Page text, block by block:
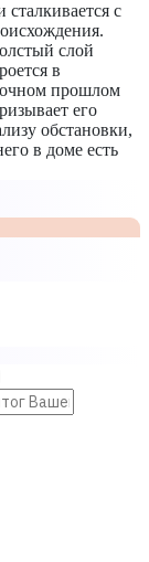
с
слой
в
прошлом
его
обстановки,
в доме есть